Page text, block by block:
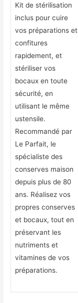
Kit de stérilisation
inclus pour cuire
vos préparations et
confitures
rapidement, et
stériliser vos
bocaux en toute
sécurité, en
utilisant le même
ustensile.
Recommandé par
Le Parfait, le
spécialiste des
conserves maison
depuis plus de 80
ans. Réalisez vos
propres conserves
et bocaux, tout en
préservant les
nutriments et
vitamines de vos
préparations.